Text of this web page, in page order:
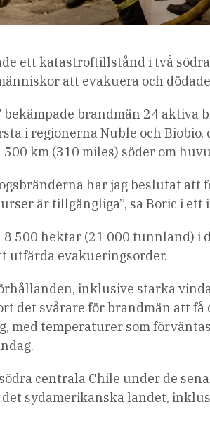
ett katastroftillstånd i två
att evakuera och
brandmän 24 aktiva
i regionerna Nuble och
km (310 miles) söder om
har jag beslutat
är tillgängliga”, sa Boric i ett
500 hektar (21 000 tunnland) i
utfärda evakueringsorder.
inklusive starka
det svårare för brandmän att
med temperaturer som
centrala Chile under de
sydamerikanska landet,